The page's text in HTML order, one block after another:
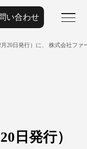
い合わせ
20日発行）に、 株式会社フ
日発行）